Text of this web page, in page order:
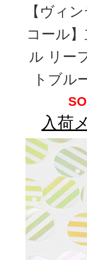
【ヴィ
コール
ル リー
トブル
入荷